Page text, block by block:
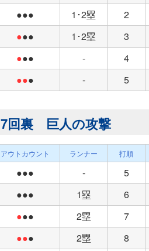
●●●
1･2塁 2
●●● 1･2塁 3
●●● - 4
●●● - 5
7回裏 巨人の攻撃
アウトカウント ランナー 打順
●●● - 5
●●●
1塁 6
●●● 2塁 7
●●● 2塁 8